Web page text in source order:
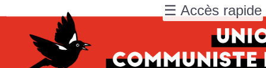
☰ Accès rapide